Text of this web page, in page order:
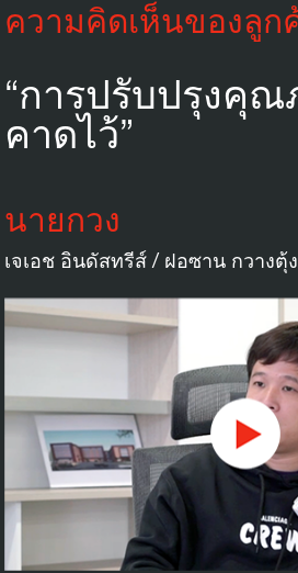
ความคิดเห็นของลูก
“การปรับปรุงคุ
คาดไว้”
นายกวง
เจเอช อินดัสทรีส์ / ฝอซาน กวางตุ้ง